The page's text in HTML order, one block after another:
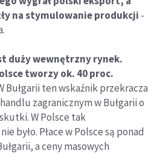
na stymulowanie produkcji -
duży wewnętrzny rynek.
tworzy ok. 40 proc.
Bułgarii ten wskaźnik przekracza
zagranicznym w Bułgarii o
W Polsce tak
było. Płace w Polsce są ponad
a ceny masowych